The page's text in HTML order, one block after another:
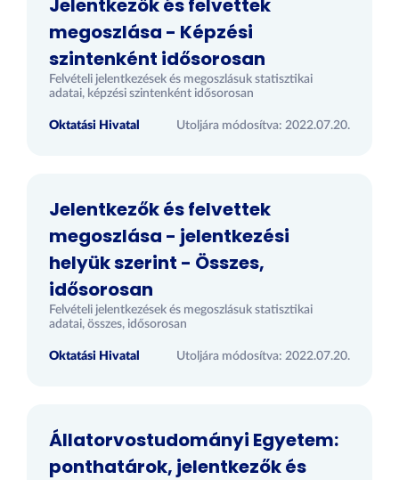
Jelentkezők és felvettek
megoszlása - Képzési
szintenként idősorosan
Felvételi jelentkezések és megoszlásuk statisztikai
adatai, képzési szintenként idősorosan
Oktatási Hivatal Utoljára módosítva: 2022.07.20.
Jelentkezők és felvettek
megoszlása - jelentkezési
helyük szerint - Összes,
idősorosan
Felvételi jelentkezések és megoszlásuk statisztikai
adatai, összes, idősorosan
Oktatási Hivatal Utoljára módosítva: 2022.07.20.
Állatorvostudományi Egyetem:
ponthatárok, jelentkezők és